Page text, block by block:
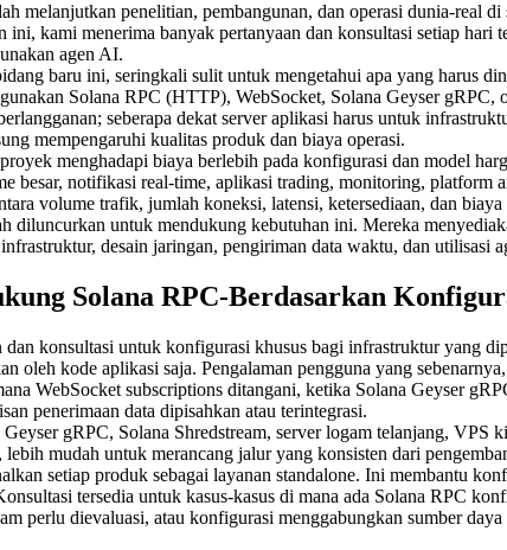
penelitian, pembangunan, dan operasi dunia-real
ini, kami menerima banyak pertanyaan dan konsultasi setiap
agen AI.
baru ini, seringkali sulit untuk mengetahui apa yang harus
Solana RPC (HTTP), WebSocket, Solana Geyser
seberapa dekat server aplikasi harus untuk
mempengaruhi kualitas produk dan biaya operasi.
menghadapi biaya berlebih pada konfigurasi dan model
besar, notifikasi real-time, aplikasi trading, monitoring,
volume trafik, jumlah koneksi, latensi, ketersediaan, dan biaya
diluncurkan untuk mendukung kebutuhan ini. Mereka
desain jaringan, pengiriman data waktu, dan utilisasi
Solana RPC-Berdasarkan
konsultasi untuk konfigurasi khusus bagi infrastruktur yang
oleh kode aplikasi saja. Pengalaman pengguna yang
WebSocket subscriptions ditangani, ketika Solana Geyser
penerimaan data dipisahkan atau terintegrasi.
gRPC, Solana Shredstream, server logam telanjang,
mudah untuk merancang jalur yang konsisten dari
setiap produk sebagai layanan standalone. Ini membantu
tersedia untuk kasus-kasus di mana ada Solana RPC
perlu dievaluasi, atau konfigurasi menggabungkan sumber